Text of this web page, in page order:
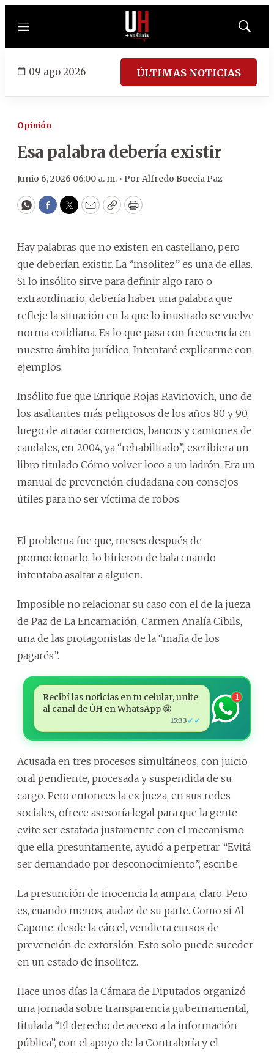
Menú
Mostrar
09 ago 2026 ÚLTIMAS NOTICIAS
Opinión
Esa palabra debería existir
Junio 6, 2026 06:00 a. m. • PorAlfredo Boccia Paz
WhatsApp
Facebook
Twitter
EmailCopyPrint
Hay palabras que no existen en castellano, pero
que deberían existir. La “insolitez” es una de ellas.
Si lo insólito sirve para definir algo raro o
extraordinario, debería haber una palabra que
refleje la situación en la que lo inusitado se vuelve
norma cotidiana. Es lo que pasa con frecuencia en
nuestro ámbito jurídico. Intentaré explicarme con
ejemplos.
Insólito fue que Enrique Rojas Ravinovich, uno de
los asaltantes más peligrosos de los años 80 y 90,
luego de atracar comercios, bancos y camiones de
caudales, en 2004, ya “rehabilitado”, escribiera un
libro titulado Cómo volver loco a un ladrón. Era un
manual de prevención ciudadana con consejos
útiles para no ser víctima de robos.
El problema fue que, meses después de
promocionarlo, lo hirieron de bala cuando
intentaba asaltar a alguien.
Imposible no relacionar su caso con el de la jueza
de Paz de La Encarnación, Carmen Analía Cibils,
una de las protagonistas de la “mafia de los
pagarés”.
Recibí las noticias en tu celular, unite
al canal de ÚH en WhatsApp 🤩
15:33 ✓✓
1
Acusada en tres procesos simultáneos, con juicio
oral pendiente, procesada y suspendida de su
cargo. Pero entonces la ex jueza, en sus redes
sociales, ofrece asesoría legal para que la gente
evite ser estafada justamente con el mecanismo
que ella, presuntamente, ayudó a perpetrar. “Evitá
ser demandado por desconocimiento”, escribe.
La presunción de inocencia la ampara, claro. Pero
es, cuando menos, audaz de su parte. Como si Al
Capone, desde la cárcel, vendiera cursos de
prevención de extorsión. Esto solo puede suceder
en un estado de insolitez.
Hace unos días la Cámara de Diputados organizó
una jornada sobre transparencia gubernamental,
titulada “El derecho de acceso a la información
pública”, con el apoyo de la Contraloría y el